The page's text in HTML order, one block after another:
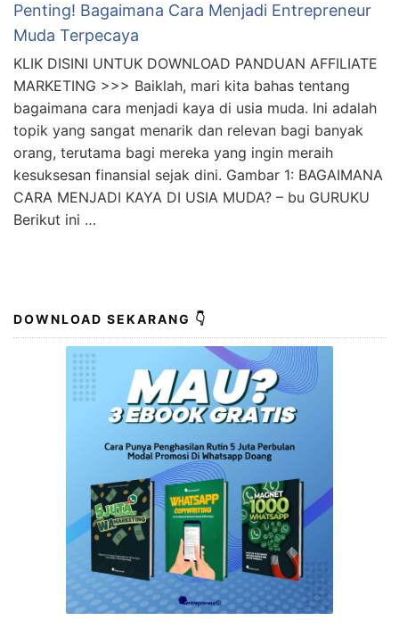
Penting! Bagaimana Cara Menjadi Entrepreneur
Muda Terpecaya
KLIK DISINI UNTUK DOWNLOAD PANDUAN AFFILIATE
MARKETING >>> Baiklah, mari kita bahas tentang
bagaimana cara menjadi kaya di usia muda. Ini adalah
topik yang sangat menarik dan relevan bagi banyak
orang, terutama bagi mereka yang ingin meraih
kesuksesan finansial sejak dini. Gambar 1: BAGAIMANA
CARA MENJADI KAYA DI USIA MUDA? – bu GURUKU
Berikut ini …
DOWNLOAD SEKARANG 👇